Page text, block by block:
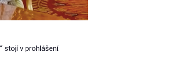
stojí v prohlášení.